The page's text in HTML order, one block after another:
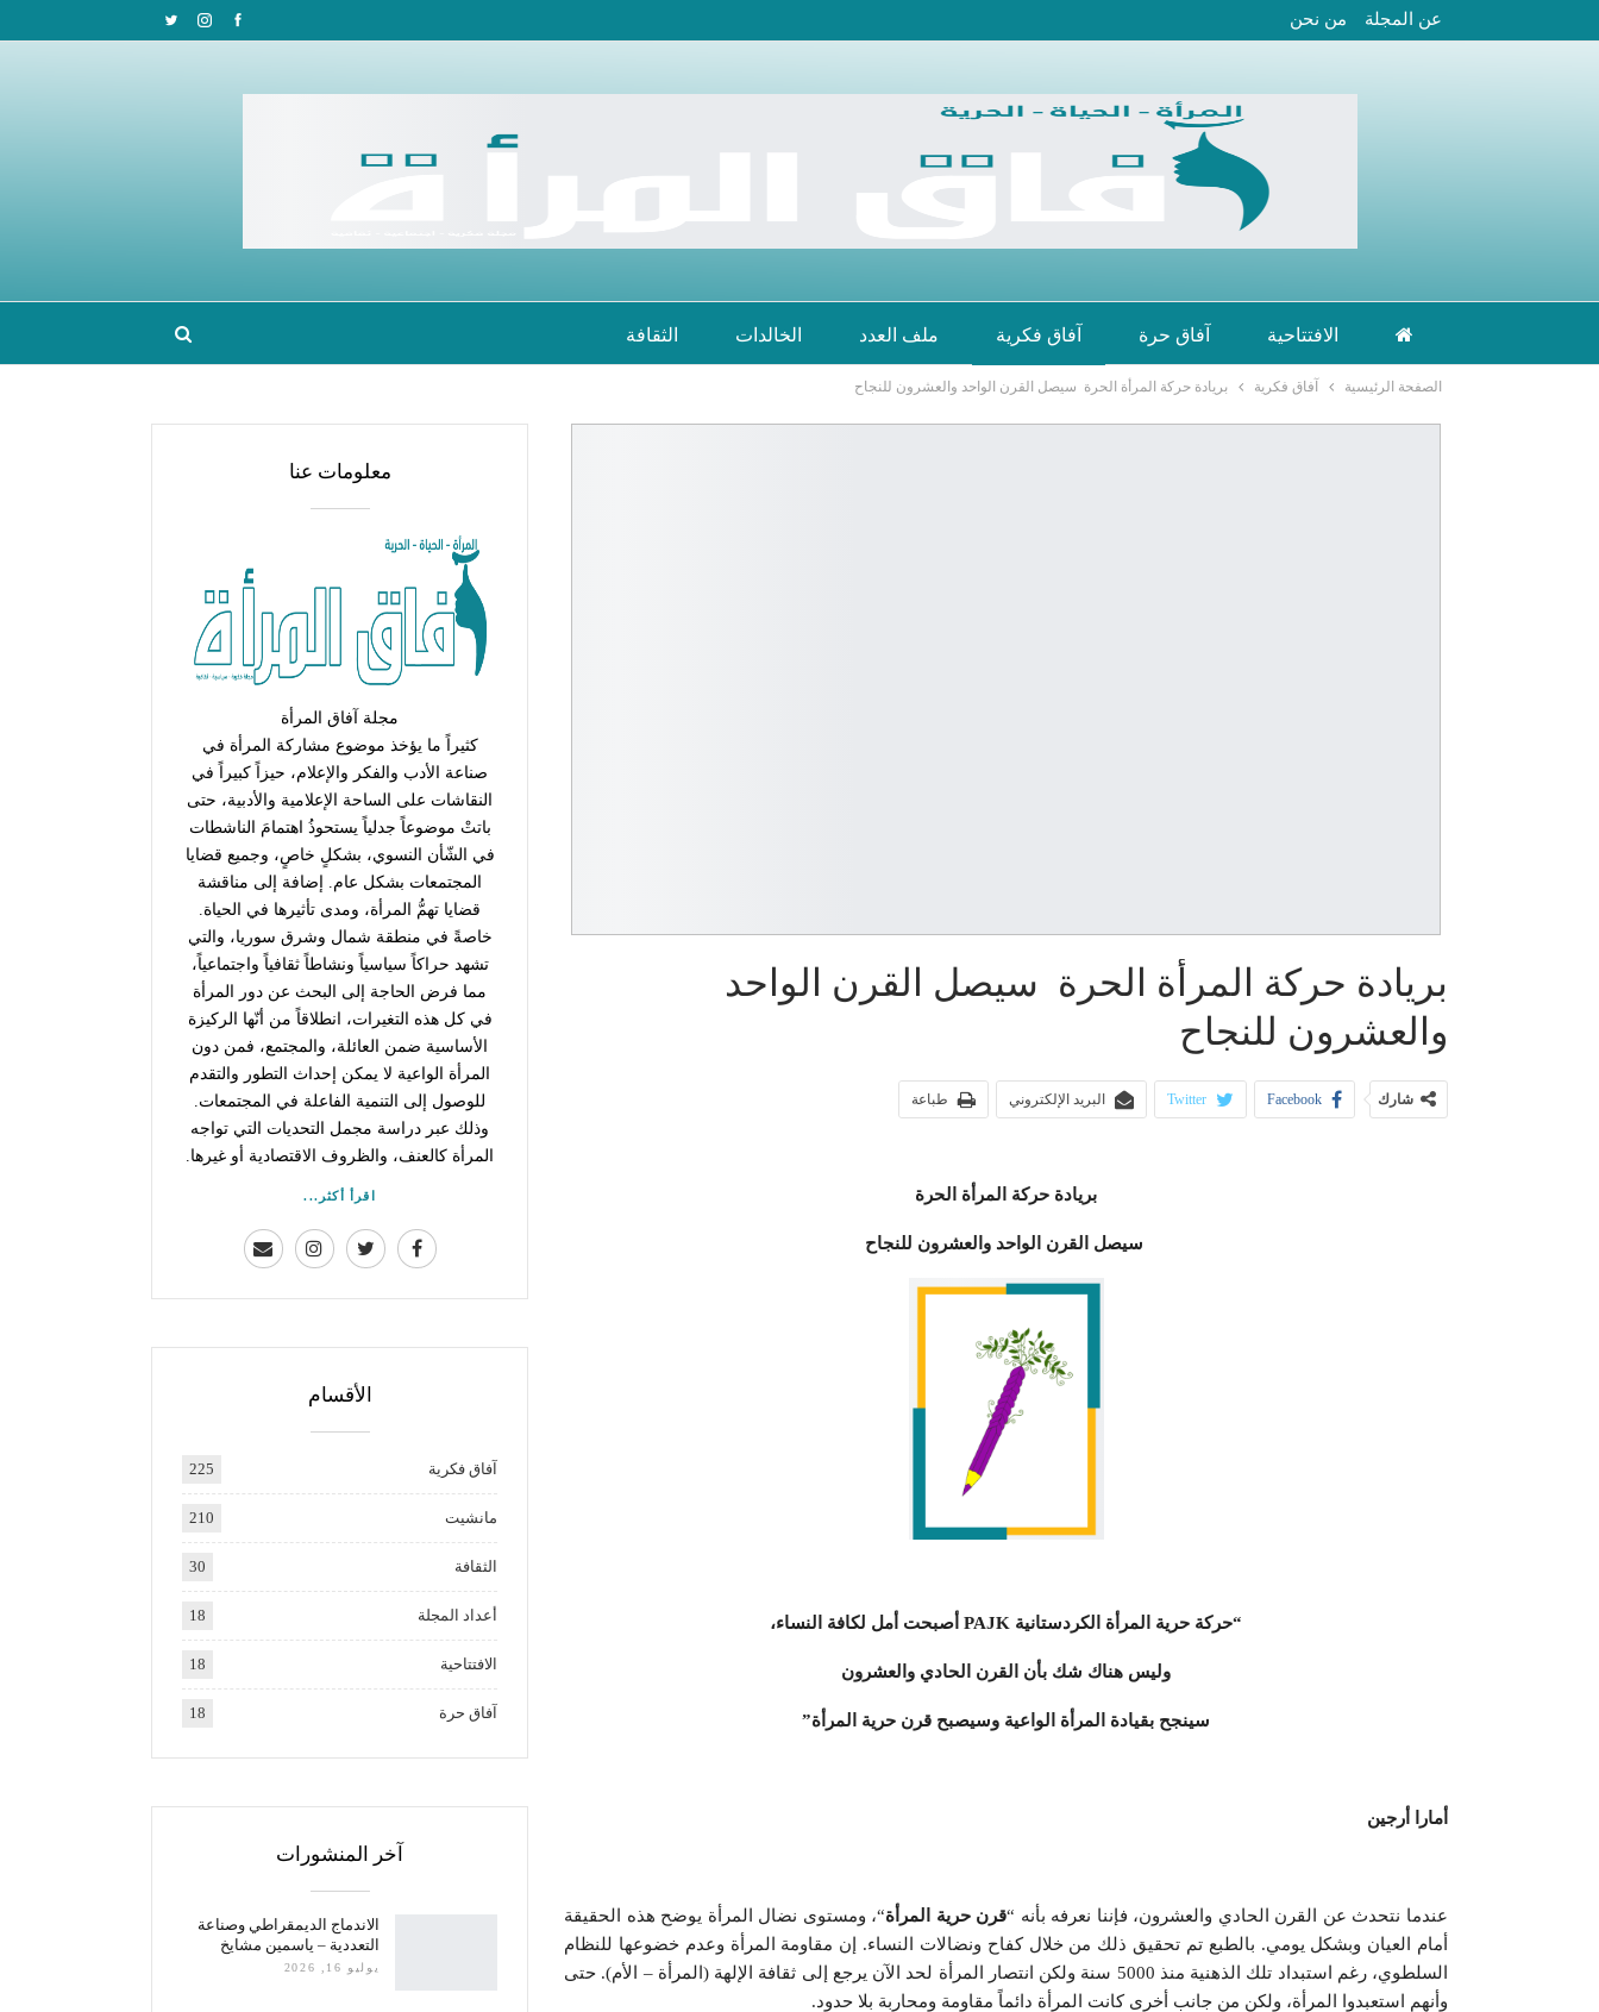
عن المجلة من نحن
الافتتاحية آفاق حرة آفاق فكرية ملف العدد الخالدات الثقافة
الصفحة الرئيسية آفاق فكرية بريادة حركة المرأة الحرة سيصل القرن الواحد والعشرون للنجاح
بريادة حركة المرأة الحرة سيصل القرن الواحد
والعشرون للنجاح
شارك Facebook
Twitter البريد الإلكتروني طباعة
بريادة حركة المرأة الحرة
سيصل القرن الواحد والعشرون للنجاح
“حركة حرية المرأة الكردستانية PAJK أصبحت أمل لكافة النساء،
وليس هناك شك بأن القرن الحادي والعشرون
سينجح بقيادة المرأة الواعية وسيصبح قرن حرية المرأة”
أمارا أرجين
عندما نتحدث عن القرن الحادي والعشرون، فإننا نعرفه بأنه “قرن حرية المرأة“، ومستوى نضال المرأة يوضح هذه الحقيقة
أمام العيان وبشكل يومي. بالطبع تم تحقيق ذلك من خلال كفاح ونضالات النساء. إن مقاومة المرأة وعدم خضوعها للنظام
السلطوي، رغم استبداد تلك الذهنية منذ 5000 سنة ولكن انتصار المرأة لحد الآن يرجع إلى ثقافة الإلهة (المرأة – الأم). حتى
وأنهم استعبدوا المرأة، ولكن من جانب أخرى كانت المرأة دائماً مقاومة ومحاربة بلا حدود.
معلومات عنا
مجلة آفاق المرأة
كثيراً ما يؤخذ موضوع مشاركة المرأة في
صناعة الأدب والفكر والإعلام، حيزاً كبيراً في
النقاشات على الساحة الإعلامية والأدبية، حتى
باتتْ موضوعاً جدلياً يستحوذُ اهتمامَ الناشطات
في الشّأن النسوي، بشكلٍ خاصٍ، وجميع قضايا
المجتمعات بشكل عام. إضافة إلى مناقشة
قضايا تهمُّ المرأة، ومدى تأثيرها في الحياة.
خاصةً في منطقة شمال وشرق سوريا، والتي
تشهد حراكاً سياسياً ونشاطاً ثقافياً واجتماعياً،
مما فرض الحاجة إلى البحث عن دور المرأة
في كل هذه التغيرات، انطلاقاً من أنّها الركيزة
الأساسية ضمن العائلة، والمجتمع، فمن دون
المرأة الواعية لا يمكن إحداث التطور والتقدم
للوصول إلى التنمية الفاعلة في المجتمعات.
وذلك عبر دراسة مجمل التحديات التي تواجه
المرأة كالعنف، والظروف الاقتصادية أو غيرها.
اقرأ أكثر...
الأقسام
آفاق فكرية 225
مانشيت 210
الثقافة 30
أعداد المجلة 18
الافتتاحية 18
آفاق حرة 18
آخر المنشورات
الاندماج الديمقراطي وصناعة
التعددية – ياسمين مشايخ
يوليو 16, 2026